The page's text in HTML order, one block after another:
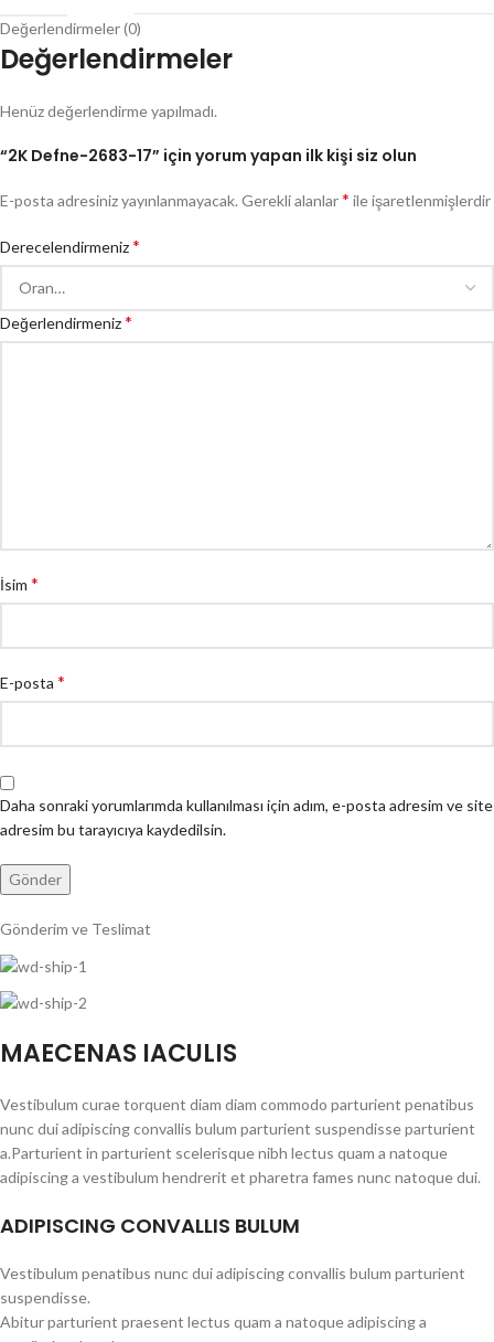
Değerlendirmeler (0)
Değerlendirmeler
Henüz değerlendirme yapılmadı.
“2K Defne-2683-17” için yorum yapan ilk kişi siz olun
E-posta adresiniz yayınlanmayacak.Gerekli alanlar* ile işaretlenmişlerdir
Derecelendirmeniz*
Değerlendirmeniz*
İsim *
E-posta *
Daha sonraki yorumlarımda kullanılması için adım, e-posta adresim ve site
adresim bu tarayıcıya kaydedilsin.
Gönderim ve Teslimat
MAECENAS IACULIS
Vestibulum curae torquent diam diam commodo parturient penatibus
nunc dui adipiscing convallis bulum parturient suspendisse parturient
a.Parturient in parturient scelerisque nibh lectus quam a natoque
adipiscing a vestibulum hendrerit et pharetra fames nunc natoque dui.
ADIPISCING CONVALLIS BULUM
Vestibulum penatibus nunc dui adipiscing convallis bulum parturient
suspendisse.
Abitur parturient praesent lectus quam a natoque adipiscing a